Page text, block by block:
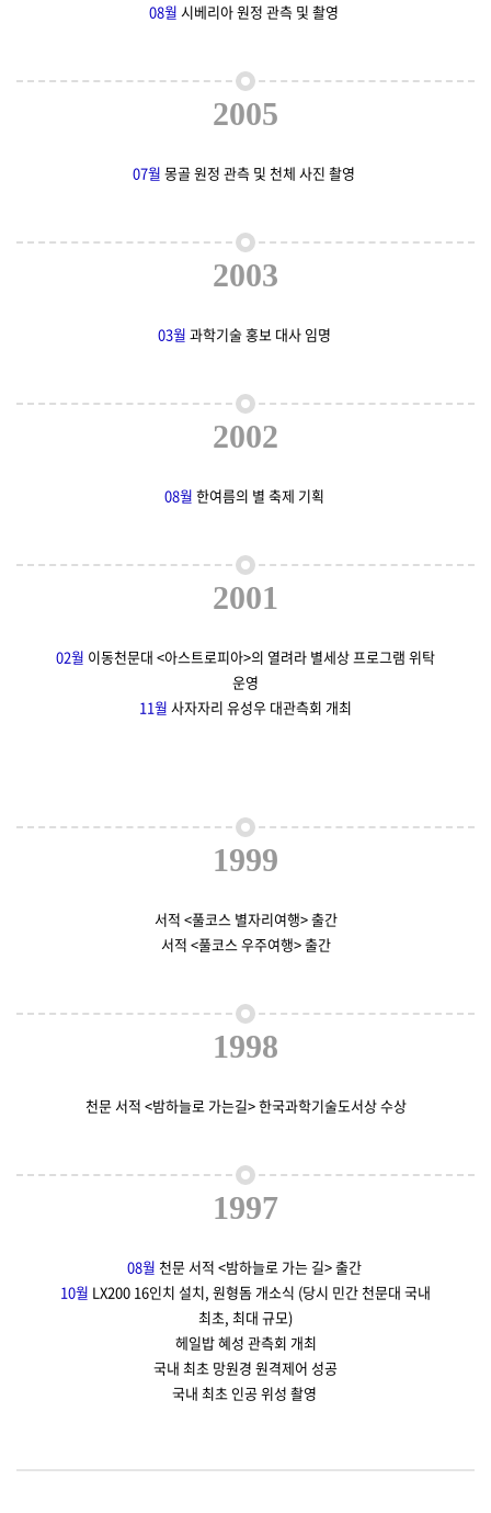
08월 시베리아 원정 관측 및 촬영
2005
07월 몽골 원정 관측 및 천체 사진 촬영
2003
03월 과학기술 홍보 대사 임명
2002
08월 한여름의 별 축제 기획
2001
02월 이동천문대 <아스트로피아>의 열려라 별세상 프로그램 위탁
운영
11월 사자자리 유성우 대관측회 개최
1999
서적 <풀코스 별자리여행> 출간
서적 <풀코스 우주여행> 출간
1998
천문 서적 <밤하늘로 가는길> 한국과학기술도서상 수상
1997
08월 천문 서적 <밤하늘로 가는 길> 출간
10월 LX200 16인치 설치, 원형돔 개소식 (당시 민간 천문대 국내
최초, 최대 규모)
헤일밥 혜성 관측회 개최
국내 최초 망원경 원격제어 성공
국내 최초 인공 위성 촬영​